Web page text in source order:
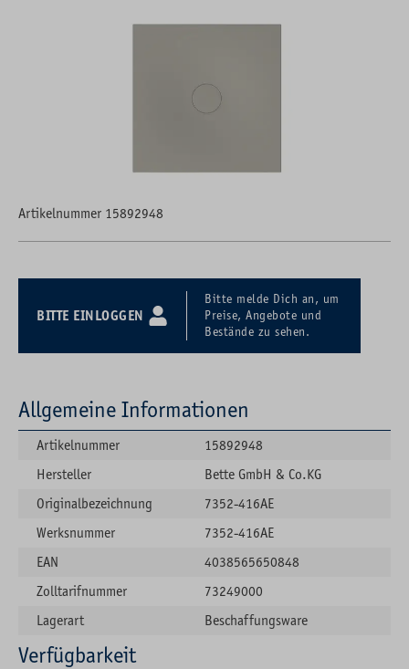
Artikelnummer 15892948
BITTE EINLOGGEN
Bitte melde Dich an, um
Preise, Angebote und
Bestände zu sehen.
Allgemeine Informationen
Artikelnummer
15892948
Hersteller
Bette GmbH & Co.KG
Originalbezeichnung
7352-416AE
Werksnummer
7352-416AE
EAN
4038565650848
Zolltarifnummer
73249000
Lagerart
Beschaffungsware
Verfügbarkeit